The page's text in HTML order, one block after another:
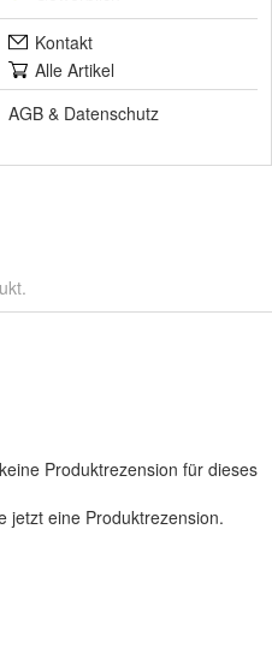
Kontakt
Alle Artikel
AGB & Datenschutz
Produktrezension für dieses
jetzt eine Produktrezension.